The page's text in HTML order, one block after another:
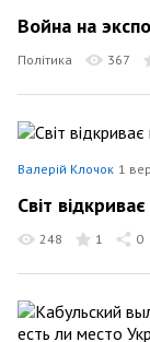
Война на
Політика 367
Валерій Клочок 1
Світ
248 1 0